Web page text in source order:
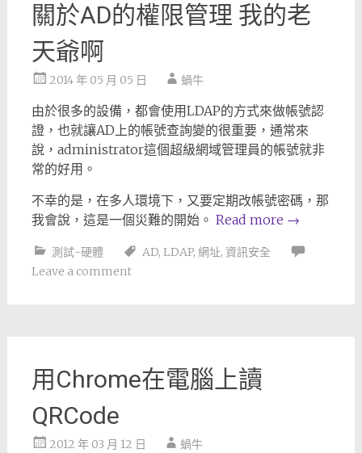
關於AD的權限管理 我的老
天爺啊
2014 年 05 月 05 日 蝸牛
由於很多的設備，都會使用LDAP的方式來做帳號認
證，也就讓AD上的帳號查詢變的很重要，通常來
說，administrator這個超級網域管理員的帳號就非
常的好用。
不幸的是，在多人環境下，又要定期改帳號密碼，那
我會說，這是一個災難的開始。 Read more →
測試-硬體 AD, LDAP, 網址, 資訊安全
Leave a comment
用Chrome在電腦上讀
QRCode
2012 年 03 月 12 日 蝸牛